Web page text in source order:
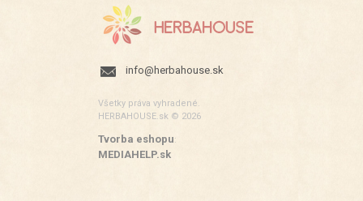
info@herbahouse.sk
Všetky práva vyhradené.
HERBAHOUSE.sk © 2026
Tvorba eshopu:
MEDIAHELP.sk